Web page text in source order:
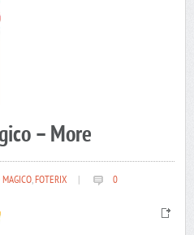
– More
MAGICO,FOTERIX 0